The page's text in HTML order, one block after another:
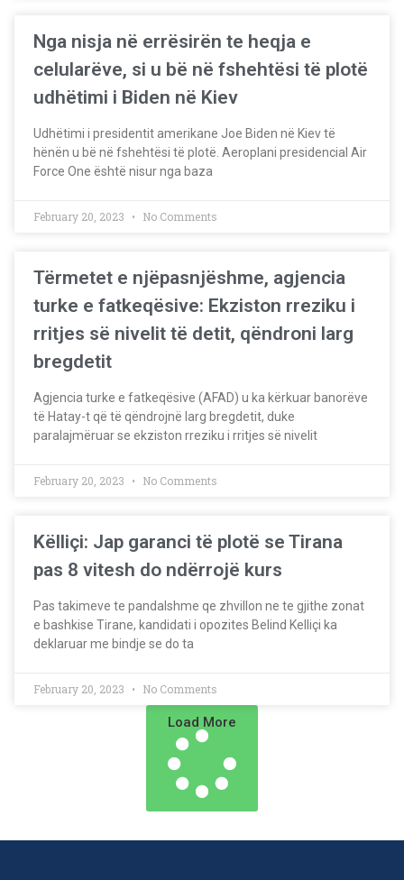
Nga nisja në errësirën te heqja e
celularëve, si u bë në fshehtësi të plotë
udhëtimi i Biden në Kiev
Udhëtimi i presidentit amerikane Joe Biden në Kiev të
hënën u bë në fshehtësi të plotë. Aeroplani presidencial Air
Force One është nisur nga baza
February 20, 2023 No Comments
Tërmetet e njëpasnjëshme, agjencia
turke e fatkeqësive: Ekziston rreziku i
rritjes së nivelit të detit, qëndroni larg
bregdetit
Agjencia turke e fatkeqësive (AFAD) u ka kërkuar banorëve
të Hatay-t që të qëndrojnë larg bregdetit, duke
paralajmëruar se ekziston rreziku i rritjes së nivelit
February 20, 2023 No Comments
Këlliçi: Jap garanci të plotë se Tirana
pas 8 vitesh do ndërrojë kurs
Pas takimeve te pandalshme qe zhvillon ne te gjithe zonat
e bashkise Tirane, kandidati i opozites Belind Kelliçi ka
deklaruar me bindje se do ta
February 20, 2023 No Comments
Load More